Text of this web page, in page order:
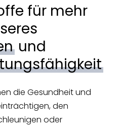
für mehr
und
die Gesundheit und
den
oder